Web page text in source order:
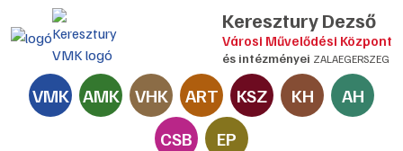
Keresztury Dezső
Városi Művelődési Központ
és intézményei ZALAEGERSZEG
VMK AMK VHK ART KSZ KH
AH
CSB
EP